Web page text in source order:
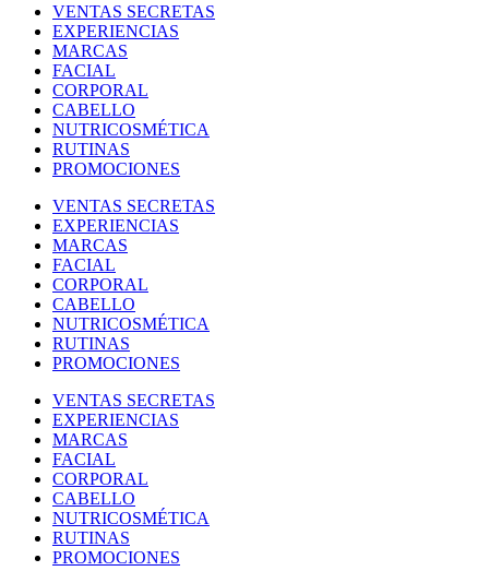
VENTAS SECRETAS
EXPERIENCIAS
MARCAS
FACIAL
CORPORAL
CABELLO
NUTRICOSMÉTICA
RUTINAS
PROMOCIONES
VENTAS SECRETAS
EXPERIENCIAS
MARCAS
FACIAL
CORPORAL
CABELLO
NUTRICOSMÉTICA
RUTINAS
PROMOCIONES
VENTAS SECRETAS
EXPERIENCIAS
MARCAS
FACIAL
CORPORAL
CABELLO
NUTRICOSMÉTICA
RUTINAS
PROMOCIONES